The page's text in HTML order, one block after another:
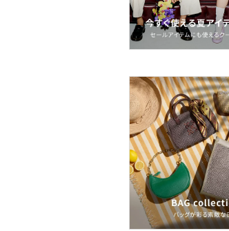
着物・浴衣・和装小物
ベースメイク
メイクアップ
ネイル
ボディケア・オーラルケ